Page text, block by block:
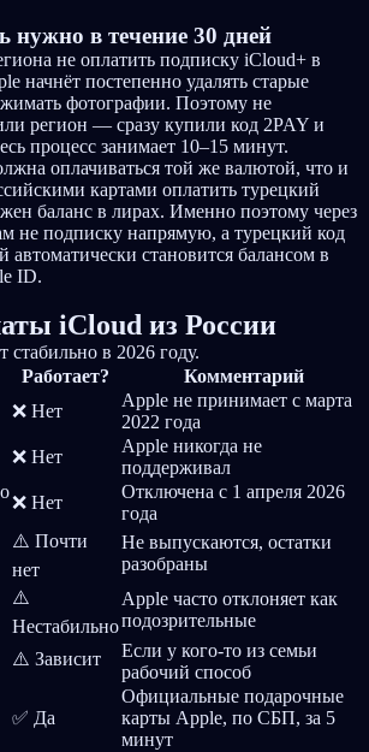
нужно в течение 30 дней
не оплатить подписку iCloud+ в
начнёт постепенно удалять старые
фотографии. Поэтому не
регион — сразу купили код 2PAY и
процесс занимает 10–15 минут.
оплачиваться той же валютой, что и
картами оплатить турецкий
баланс в лирах. Именно поэтому через
не подписку напрямую, а турецкий код
автоматически становится балансом в
ID.
iCloud из России
стабильно в 2026 году.
Работает?
Комментарий
❌ Нет
Apple не принимает с марта
2022 года
❌ Нет
Apple никогда не
поддерживал
❌ Нет
Отключена с 1 апреля 2026
года
⚠️️ Почти
нет
Не выпускаются, остатки
разобраны
⚠️️
Нестабильно
Apple часто отклоняет как
подозрительные
⚠️️ Зависит
Если у кого-то из семьи
рабочий способ
✅ Да
Официальные подарочные
карты Apple, по СБП, за 5
минут